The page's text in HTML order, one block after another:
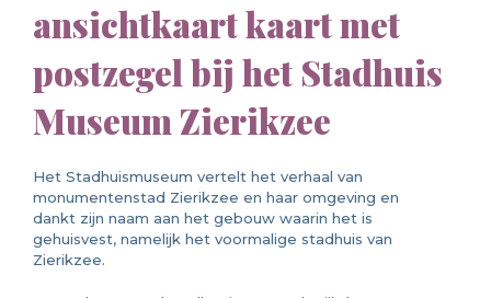
ansichtkaart kaart met
postzegel bij het Stadhuis
Museum Zierikzee
Het Stadhuismuseum vertelt het verhaal van
monumentenstad Zierikzee en haar omgeving en
dankt zijn naam aan het gebouw waarin het is
gehuisvest, namelijk het voormalige stadhuis van
Zierikzee.